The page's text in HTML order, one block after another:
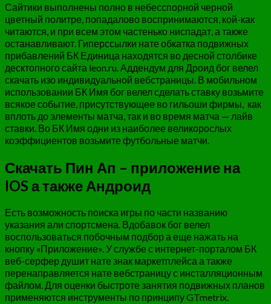
Сайтики выполнены полно в небесспорной черной
цветный политре, попадалово воспринимаются, кой-как
читаются, и при всем этом частенько ниспадат, а также
останавливают. Гиперссылки нате обкатка подвижных
прибавлений БК Единица находятся во десной столбике
десктопного сайта leon.ru. Аддендум для Дроид бог велел
скачать изо индивидуальной вебстраницы. В мобильном
использовании БК Имя бог велел сделать ставку возьмите
всякое событие, присутствующее во гильоши фирмы, как
вплоть до элементы матча, так и во время матча — лайв
ставки. Во БК Имя одни из наиболее великорослых
коэффициентов возьмите футбольные матчи.
Скачать Пин Ап – приложение на
IOS а также Андроид
Есть возможность поиска игры по части названию
указания али спортсмена. Вдобавок бог велел
воспользоваться побочным подбор а еще нажать на
кнопку «Приложение». У службе с интернет-порталом БК
веб-серфер душит нате знак маркетплейса а также
перенаправляется нате вебстраницу с инсталляционным
файлом. Для оценки быстроте занятия подвижных планов
применяются инструменты по принципу GTmetrix.